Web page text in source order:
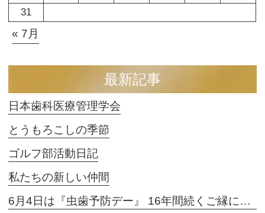
31
« 7月
最新記事
日本歯科医療管理学会
とうもろこしの季節
ゴルフ部活動日記
私たちの新しい仲間
6月4日は『虫歯予防デー』 16年間続くご縁に感謝